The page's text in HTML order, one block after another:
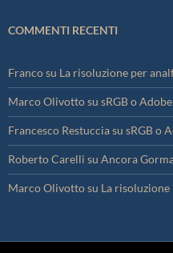
COMMENTI RECENTI
Francosu La risoluzione per
Marco Olivottosu sRGB o
Francesco Restucciasu sRGB o
Roberto Carelli su Ancora
Marco Olivottosu La